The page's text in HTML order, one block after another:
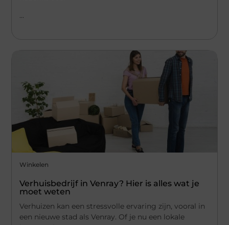
Winkelen
Verhuisbedrijf in Venray? Hier is alles wat je
moet weten
Verhuizen kan een stressvolle ervaring zijn, vooral in
een nieuwe stad als Venray. Of je nu een lokale